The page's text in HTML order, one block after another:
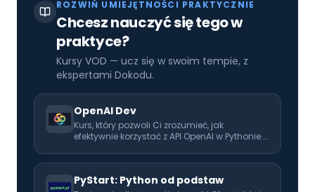
ROZWIŃ UMIEJĘTNOŚCI PRAKTYCZNIE
Chcesz nauczyć się tego w
praktyce?
Kursy VOD — ucz się w swoim tempie, z
ekspertami Dokodu.
OpenAI Dev
Kurs, który pozwoli Ci zrozumieć, jak
efektywnie korzystać z API OpenAI w Pythonie.
PyStart: Python od podstaw